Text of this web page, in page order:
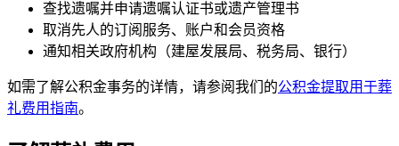
查找遗嘱并申请遗嘱认证书或遗产管理书
取消先人的订阅服务、账户和会员资格
通知相关政府机构（建屋发展局、税务局、银行）
如需了解公积金事务的详情，请参阅我们的公积金提取用于葬
礼费用指南。